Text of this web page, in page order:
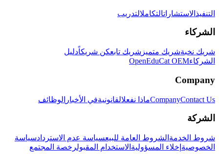
التنفيذ الاستشاراتالتكاملالتدريب
الشركاء
شريك نخبةشريك متميز شريك تابعكن شريكاًدليل
الشركاءOpenEduCat OEM
Company
CompanyContact Us ماذا نفعلالقانونيةفي الأخبار الوظائف
الشركة
شروط الخدمة الشروط العامة للبيعسياسة عدم الاستردادسياسة
الخصوصية إخلاء المسؤولية الاستخدام المقبولرخصة المجتمع